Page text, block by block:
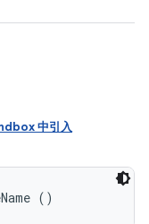
中引入
()